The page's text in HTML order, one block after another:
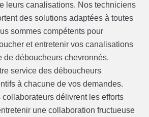
leurs canalisations. Nos techniciens
des solutions adaptées à toutes
sommes compétents pour
et entretenir vos canalisations
de déboucheurs chevronnés.
service des déboucheurs
à chacune de vos demandes.
collaborateurs délivrent les efforts
une collaboration fructueuse